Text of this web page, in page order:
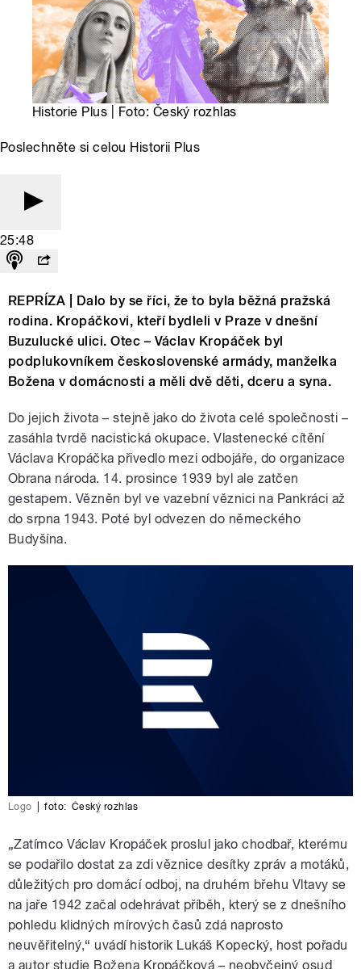
Historie Plus | Foto: Český rozhlas
Poslechněte si celou Historii Plus
25:48
REPRÍZA | Dalo by se říci, že to byla běžná pražská
rodina. Kropáčkovi, kteří bydleli v Praze v dnešní
Buzulucké ulici. Otec – Václav Kropáček byl
podplukovníkem československé armády, manželka
Božena v domácnosti a měli dvě děti, dceru a syna.
Do jejich života – stejně jako do života celé společnosti –
zasáhla tvrdě nacistická okupace. Vlastenecké cítění
Václava Kropáčka přivedlo mezi odbojáře, do organizace
Obrana národa. 14. prosince 1939 byl ale zatčen
gestapem. Vězněn byl ve vazební věznici na Pankráci až
do srpna 1943. Poté byl odvezen do německého
Budyšína.
Logo foto: Český rozhlas
„Zatímco Václav Kropáček proslul jako chodbař, kterému
se podařilo dostat za zdi věznice desítky zpráv a motáků,
důležitých pro domácí odboj, na druhém břehu Vltavy se
na jaře 1942 začal odehrávat příběh, který se z dnešního
pohledu klidných mírových časů zdá naprosto
neuvěřitelný,“ uvádí historik Lukáš Kopecký, host pořadu
a autor studie Božena Kropáčková – neobyčejný osud